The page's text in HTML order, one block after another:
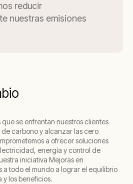
reducir
nuestras emisiones
que se enfrentan nuestros clientes
carbono y alcanzar las cero
a ofrecer soluciones
energía y control de
iniciativa Mejoras en
a todo el mundo a lograr el equilibrio
los beneficios.